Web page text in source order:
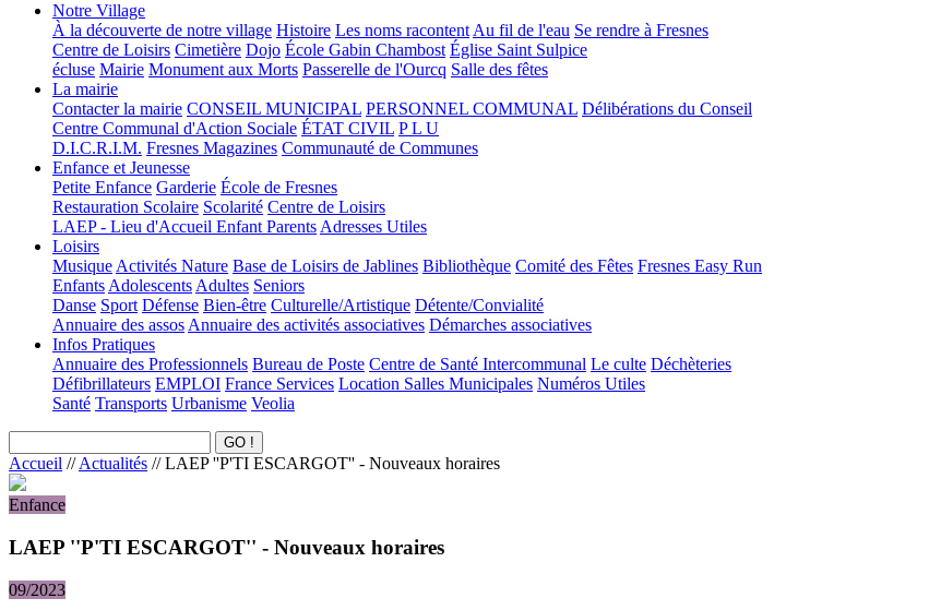
Notre Village
À la découverte de notre village Histoire Les noms racontentAu fil de l'eau Se rendre à Fresnes
Centre de Loisirs Cimetière Dojo École Gabin Chambost Église Saint Sulpice
écluse Mairie Monument aux Morts Passerelle de l'Ourcq Salle des fêtes
La mairie
Contacter la mairie CONSEIL MUNICIPAL PERSONNEL COMMUNAL Délibérations du Conseil
Centre Communal d'Action Sociale ÉTAT CIVIL P L U
D.I.C.R.I.M. Fresnes Magazines Communauté de Communes
Enfance et Jeunesse
Petite Enfance Garderie École de Fresnes
Restauration Scolaire Scolarité Centre de Loisirs
LAEP - Lieu d'Accueil Enfant ParentsAdresses Utiles
Loisirs
MusiqueActivités Nature Base de Loisirs de Jablines Bibliothèque Comité des Fêtes Fresnes Easy Run
EnfantsAdolescentsAdultes Seniors
Danse Sport Défense Bien-être Culturelle/Artistique Détente/Convialité
Annuaire des assosAnnuaire des activités associatives Démarches associatives
Infos Pratiques
Annuaire des Professionnels Bureau de Poste Centre de Santé Intercommunal Le culte Déchèteries
Défibrillateurs EMPLOI France Services Location Salles Municipales Numéros Utiles
Santé Transports Urbanisme Veolia
Accueil //Actualités // LAEP ''P'TI ESCARGOT'' - Nouveaux horaires
Enfance
LAEP ''P'TI ESCARGOT'' - Nouveaux horaires
09/2023